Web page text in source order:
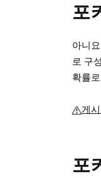
포
아니
로 구
확률
게
포